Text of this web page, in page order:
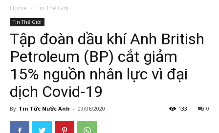
Home Tin Thế Giới
Tin Thế Giới
Tập đoàn dầu khí Anh British
Petroleum (BP) cắt giảm
15% nguồn nhân lực vì đại
dịch Covid-19
By Tin Tức Nước Anh - 09/06/2020 0
133